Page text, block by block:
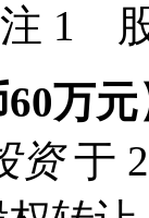
1
万元
资于